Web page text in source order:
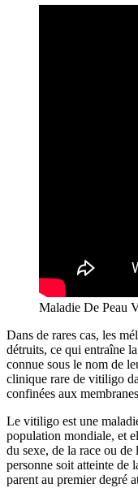
Maladie De Peau
Dans de rares cas, les
détruits, ce qui entraîne
connue sous le nom de
clinique rare de vitiligo
confinées aux
Le vitiligo est une
population mondiale, et
du sexe, de la race ou
personne soit atteinte de
parent au premier degré